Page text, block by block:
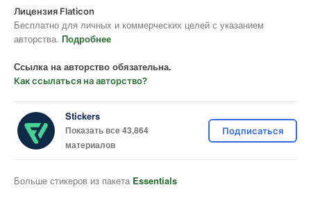
Лицензия Flaticon
Бесплатно для личных и коммерческих целей с указанием
авторства. Подробнее
Ссылка на авторство обязательна.
Как ссылаться на авторство?
Stickers
Показать все 43,864
материалов
Подписаться
Больше стикеров из пакета Essentials